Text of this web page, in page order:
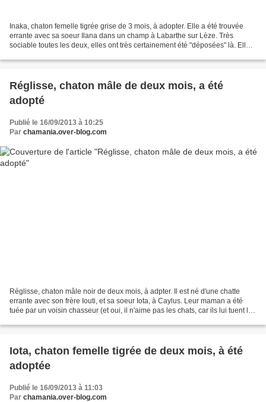
Inaka, chaton femelle tigrée grise de 3 mois, à adopter. Elle a été trouvée
errante avec sa soeur Ilana dans un champ à Labarthe sur Lèze. Très
sociable toutes les deux, elles ont très certainement été "déposées" là. Elle
Réglisse, chaton mâle de deux mois, a été
adopté
Publié le 16/09/2013 à 10:25
Par chamania.over-blog.com
Réglisse, chaton mâle noir de deux mois, à adpter. Il est né d'une chatte
errante avec son frère Iouti, et sa soeur Iota, à Caylus. Leur maman a été
tuée par un voisin chasseur (et oui, il n'aime pas les chats, car ils lui tuent les
Iota, chaton femelle tigrée de deux mois, à été
adoptée
Publié le 16/09/2013 à 11:03
Par chamania.over-blog.com